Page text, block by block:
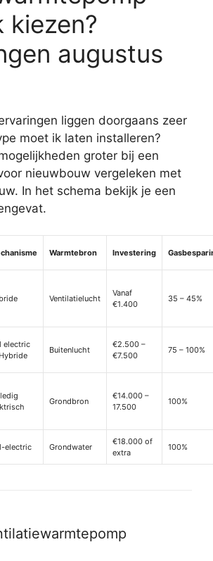
kiezen?
augustus
liggen doorgaans zeer
moet ik laten installeren?
groter bij een
nieuwbouw vergeleken met
In het schema bekijk je een
Warmtebron Investering
Ventilatielucht
Vanaf
€1.400
35 – 45%
electric
Buitenlucht
€2.500 –
€7.500
75 – 100%
Grondbron
€14.000 –
17.500
100%
electric Grondwater
€18.000 of
extra
100%